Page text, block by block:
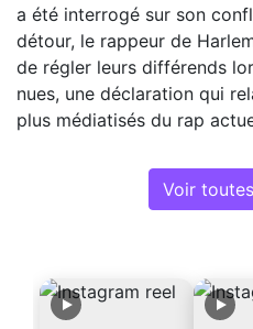
a été interrogé sur son
détour, le rappeur de
de régler leurs différends
nues, une déclaration qui
plus médiatisés du rap
Voir